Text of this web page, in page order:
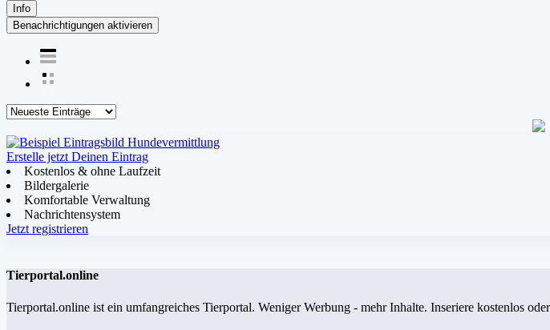
Info
Benachrichtigungen aktivieren
Erstelle jetzt Deinen Eintrag
Kostenlos & ohne Laufzeit
Bildergalerie
Komfortable Verwaltung
Nachrichtensystem
Jetzt registrieren
Tierportal.online
Tierportal.online ist ein umfangreiches Tierportal. Weniger Werbung - mehr Inhalte. Inseriere kostenlos